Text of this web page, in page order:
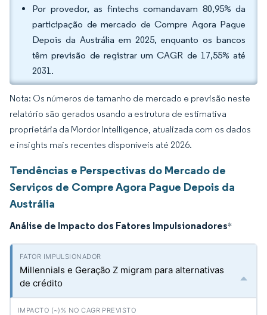
Por provedor, as fintechs comandavam 80,95% da
participação de mercado de Compre Agora Pague
Depois da Austrália em 2025, enquanto os bancos
têm previsão de registrar um CAGR de 17,55% até
2031.
Nota: Os números de tamanho de mercado e previsão neste
relatório são gerados usando a estrutura de estimativa
proprietária da Mordor Intelligence, atualizada com os dados
e insights mais recentes disponíveis até 2026.
Tendências e Perspectivas do Mercado de
Serviços de Compre Agora Pague Depois da
Austrália
Análise de Impacto dos Fatores Impulsionadores*
Millennials e Geração Z migram para alternativas
de crédito